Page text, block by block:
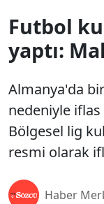
Futbol
yaptı:
Almanya'da
nedeniyle
Bölgesel lig
resmi olarak
Haber